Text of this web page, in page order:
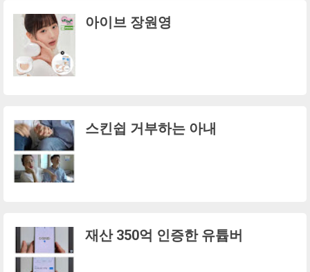
아이브 장원영
스킨쉽 거부하는 아내
재산 350억 인증한 유튭버